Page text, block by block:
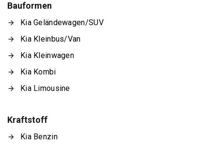
Bauformen
Kia Geländewagen/SUV
Kia Kleinbus/Van
Kia Kleinwagen
Kia Kombi
Kia Limousine
Kraftstoff
Kia Benzin